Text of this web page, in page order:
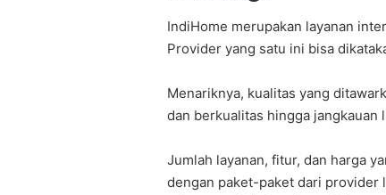
IndiHome merupakan layanan
Provider yang satu ini bisa
Menariknya, kualitas yang
dan berkualitas hingga jangkauan
Jumlah layanan, fitur, dan harga
dengan paket-paket dari provider